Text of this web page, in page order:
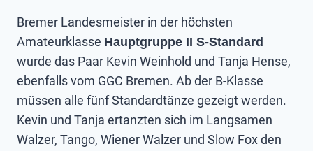
Bremer Landesmeister in der höchsten
Amateurklasse Hauptgruppe II S-Standard
wurde das Paar Kevin Weinhold und Tanja Hense,
ebenfalls vom GGC Bremen. Ab der B-Klasse
müssen alle fünf Standardtänze gezeigt werden.
Kevin und Tanja ertanzten sich im Langsamen
Walzer, Tango, Wiener Walzer und Slow Fox den